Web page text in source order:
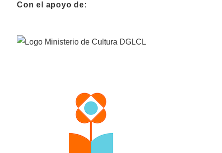
Con el apoyo de: